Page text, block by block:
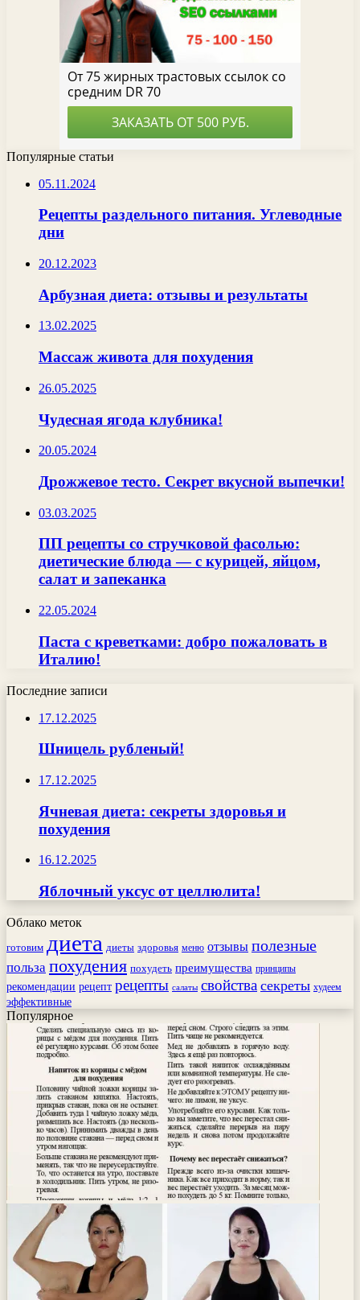
Популярные статьи
05.11.2024
Рецепты раздельного питания. Углеводные
дни
20.12.2023
Арбузная диета: отзывы и результаты
13.02.2025
Массаж живота для похудения
26.05.2025
Чудесная ягода клубника!
20.05.2024
Дрожжевое тесто. Секрет вкусной выпечки!
03.03.2025
ПП рецепты со стручковой фасолью:
диетические блюда — с курицей, яйцом,
салат и запеканка
22.05.2024
Паста с креветками: добро пожаловать в
Италию!
Последние записи
17.12.2025
Шницель рубленый!
17.12.2025
Ячневая диета: секреты здоровья и
похудения
16.12.2025
Яблочный уксус от целлюлита!
Облако меток
готовим диета диеты здоровья меню отзывы полезные
польза похудения похудеть преимущества принципы
рекомендации рецепт рецепты салаты свойства секреты худеем
эффективные
Популярное